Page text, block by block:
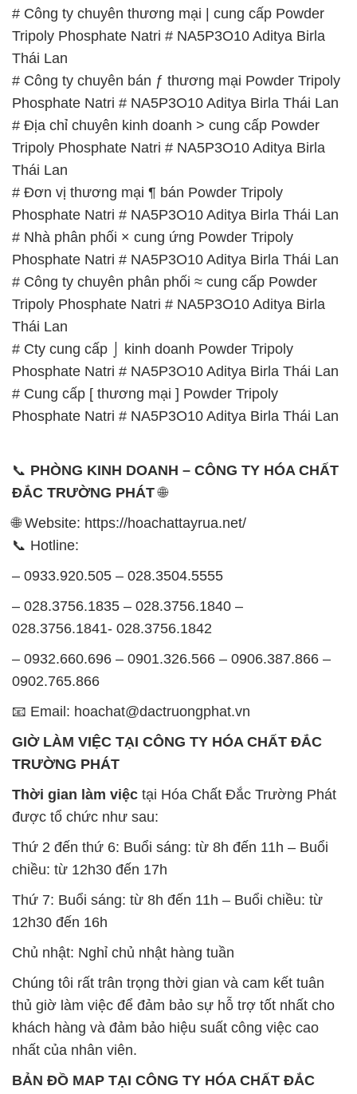
# Công ty chuyên thương mại | cung cấp Powder
Tripoly Phosphate Natri # NA5P3O10 Aditya Birla
Thái Lan
# Công ty chuyên bán ƒ thương mại Powder Tripoly
Phosphate Natri # NA5P3O10 Aditya Birla Thái Lan
# Địa chỉ chuyên kinh doanh > cung cấp Powder
Tripoly Phosphate Natri # NA5P3O10 Aditya Birla
Thái Lan
# Đơn vị thương mại ¶ bán Powder Tripoly
Phosphate Natri # NA5P3O10 Aditya Birla Thái Lan
# Nhà phân phối × cung ứng Powder Tripoly
Phosphate Natri # NA5P3O10 Aditya Birla Thái Lan
# Công ty chuyên phân phối ≈ cung cấp Powder
Tripoly Phosphate Natri # NA5P3O10 Aditya Birla
Thái Lan
# Cty cung cấp ⌡ kinh doanh Powder Tripoly
Phosphate Natri # NA5P3O10 Aditya Birla Thái Lan
# Cung cấp [ thương mại ] Powder Tripoly
Phosphate Natri # NA5P3O10 Aditya Birla Thái Lan
📞 PHÒNG KINH DOANH – CÔNG TY HÓA CHẤT
ĐẮC TRƯỜNG PHÁT🌐
🌐 Website: https://hoachattayrua.net/
📞 Hotline:
– 0933.920.505 – 028.3504.5555
– 028.3756.1835 – 028.3756.1840 –
028.3756.1841- 028.3756.1842
– 0932.660.696 – 0901.326.566 – 0906.387.866 –
0902.765.866
📧 Email: hoachat@dactruongphat.vn
GIỜ LÀM VIỆC TẠI CÔNG TY HÓA CHẤT ĐẮC
TRƯỜNG PHÁT
Thời gian làm việc tại Hóa Chất Đắc Trường Phát
được tổ chức như sau:
Thứ 2 đến thứ 6: Buổi sáng: từ 8h đến 11h – Buổi
chiều: từ 12h30 đến 17h
Thứ 7: Buổi sáng: từ 8h đến 11h – Buổi chiều: từ
12h30 đến 16h
Chủ nhật: Nghỉ chủ nhật hàng tuần
Chúng tôi rất trân trọng thời gian và cam kết tuân
thủ giờ làm việc để đảm bảo sự hỗ trợ tốt nhất cho
khách hàng và đảm bảo hiệu suất công việc cao
nhất của nhân viên.
BẢN ĐỒ MAP TẠI CÔNG TY HÓA CHẤT ĐẮC